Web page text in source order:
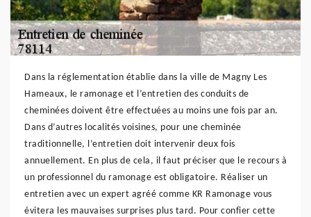
Dans la réglementation établie dans la ville de Magny Les
Hameaux, le ramonage et l’entretien des conduits de
cheminées doivent être effectuées au moins une fois par an.
Dans d’autres localités voisines, pour une cheminée
traditionnelle, l’entretien doit intervenir deux fois
annuellement. En plus de cela, il faut préciser que le recours à
un professionnel du ramonage est obligatoire. Réaliser un
entretien avec un expert agréé comme KR Ramonage vous
évitera les mauvaises surprises plus tard. Pour confier cette